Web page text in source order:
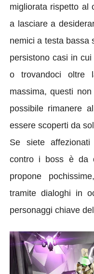
migliorata rispetto al
a lasciare a
nemici a testa bassa
persistono casi in
o trovandoci oltre
massima, questi
possibile rimanere
essere scoperti da
Se siete
contro i boss è da
propone
tramite dialoghi in
personaggi chiave